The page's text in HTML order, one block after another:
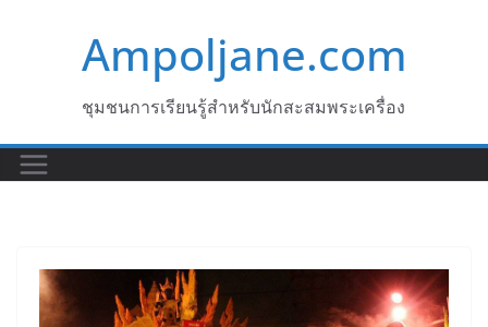
Ampoljane.com
ชุมชนการเรียนรู้สำหรับนักสะสมพระเครื่อง